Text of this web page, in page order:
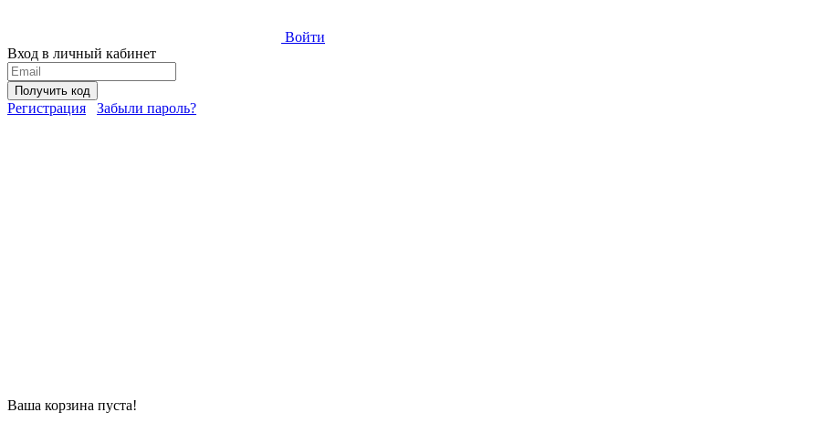
Войти
Вход в личный кабинет
Получить код
Регистрация Забыли пароль?
Ваша корзина пуста!